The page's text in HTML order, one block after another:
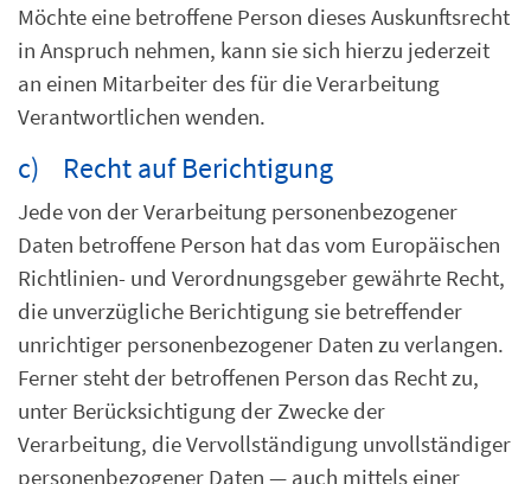
Möchte eine betroffene Person dieses Auskunftsrecht
in Anspruch nehmen, kann sie sich hierzu jederzeit
an einen Mitarbeiter des für die Verarbeitung
Verantwortlichen wenden.
c) Recht auf Berichtigung
Jede von der Verarbeitung personenbezogener
Daten betroffene Person hat das vom Europäischen
Richtlinien- und Verordnungsgeber gewährte Recht,
die unverzügliche Berichtigung sie betreffender
unrichtiger personenbezogener Daten zu verlangen.
Ferner steht der betroffenen Person das Recht zu,
unter Berücksichtigung der Zwecke der
Verarbeitung, die Vervollständigung unvollständiger
personenbezogener Daten — auch mittels einer